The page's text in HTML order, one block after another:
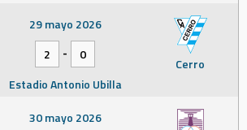
Cerro
29 mayo 2026
2
-
0
Estadio Antonio Ubilla
30 mayo 2026